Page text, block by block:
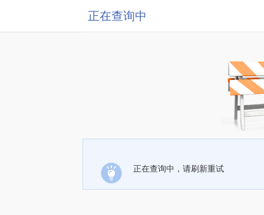
正在查询中
正在查询中，请刷新重试